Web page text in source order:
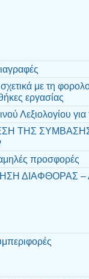
με τη
εργασίας
Λεξιολογίου για
ΤΗΣ ΣΥΜΒΑΣΗΣ –
προσφορές
ΔΙΑΦΘΟΡΑΣ –